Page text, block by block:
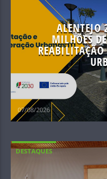
MILHÕES
REABILITAÇÃO
07/08/2026
DESTAQUES